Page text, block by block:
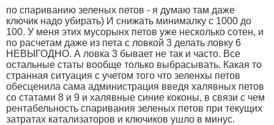
по спариванию зеленых петов - я думаю там даже
ключик надо убирать) И снижать минималку с 1000 до
100. У меня этих мусорынх петов уже несколько сотен, и
по расчетам даже из пета с ловкой 3 делать ловку 6
НЕВЫГОДНО. А ловка 3 бывает не так и часто. Все
остальные статы вообще только выбрасывать. Какая то
странная ситуация с учетом того что зеленхы петов
обесценила сама администрация введя халявных петов
со статами 8 и 9 и халявные синие коконы, в связи с чем
рентабельность спаривания зеленых петов при текущих
затратах катализаторов и ключиков ушло в минус.